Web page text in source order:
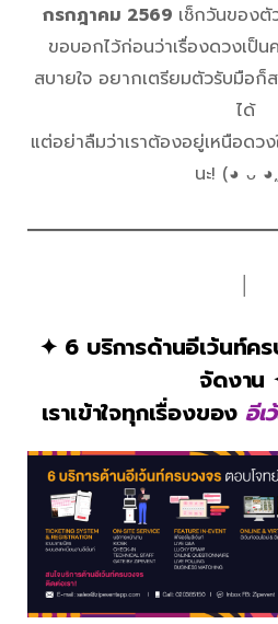
กรกฎาคม 2569 เช็กวันของตั
ขอบอกไว้ก่อนว่าเรื่องดวงเป็น
สบายใจ อยากเตรียมตัวรับมือก็
ได้
แต่อย่าลืมว่าเราต้องอยู่เหนือดว
นะ! (◕ ᴗ
✦ 6 บริการด้านอีเว้นท์ค
จัดงาน
เราเข้าใจทุกเรื่องของ อีเ